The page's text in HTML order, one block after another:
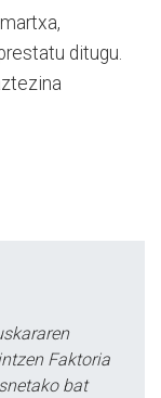
ditugu.
Faktoria
bat